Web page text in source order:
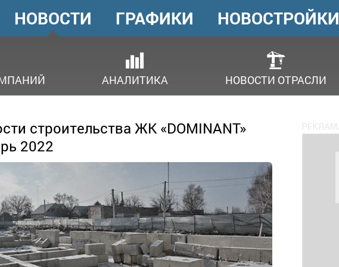
ГОЛОВНЕ
МЕНЮ
НОВОСТИ
АНАЛИТИКА НОВОСТИ ОТРАСЛИ
ГРАФИКИ НОВОСТРОЙКИ
строительства ЖК «DOMINANT»
2022